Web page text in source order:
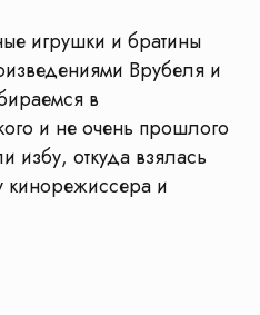
игрушки и братины
Врубеля и
в
и не очень прошлого
избу, откуда взялась
кинорежиссера и